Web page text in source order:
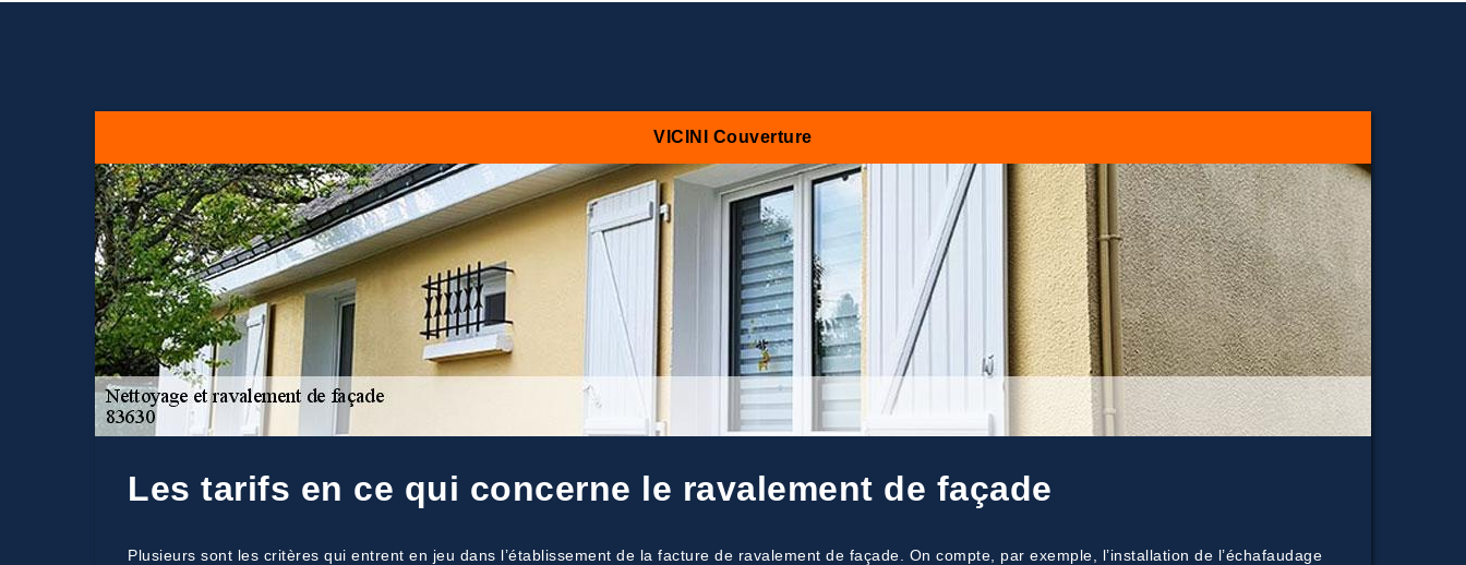
VICINI Couverture
Les tarifs en ce qui concerne le ravalement de façade
Plusieurs sont les critères qui entrent en jeu dans l’établissement de la facture de ravalement de façade. On compte, par exemple, l’installation de l’échafaudage